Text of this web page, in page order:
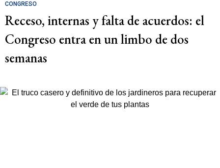
CONGRESO
Receso, internas y falta de acuerdos: el
Congreso entra en un limbo de dos
semanas